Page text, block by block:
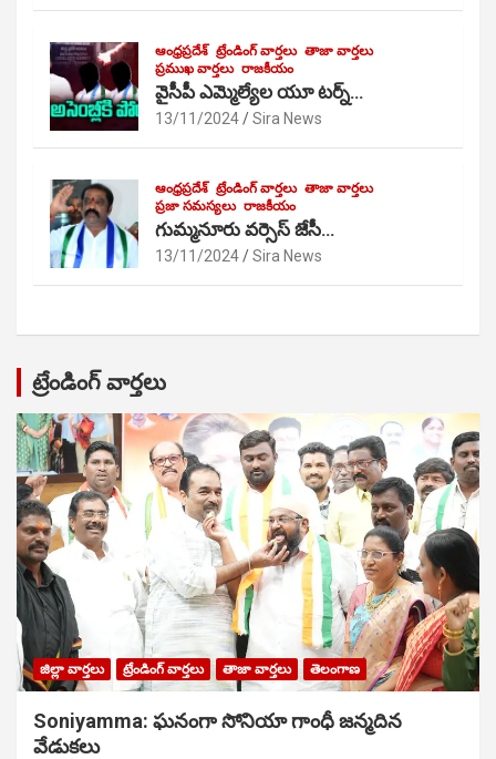
ఆంధ్రప్రదేశ్ ట్రేండింగ్ వార్తలు తాజా వార్తలు
ప్రముఖ వార్తలు రాజకీయం
వైసీపీ ఎమ్మెల్యేల యూ టర్న్…
13/11/2024 Sira News
ఆంధ్రప్రదేశ్ ట్రేండింగ్ వార్తలు తాజా వార్తలు
ప్రజా సమస్యలు రాజకీయం
గుమ్మనూరు వర్సెస్ జేసీ…
13/11/2024 Sira News
ట్రేండింగ్ వార్తలు
జిల్లా వార్తలు ట్రేండింగ్ వార్తలు తాజా వార్తలు తెలంగాణ
Soniyamma: ఘ‌నంగా సోనియా గాంధీ జ‌న్మ‌దిన
వేడుక‌లు